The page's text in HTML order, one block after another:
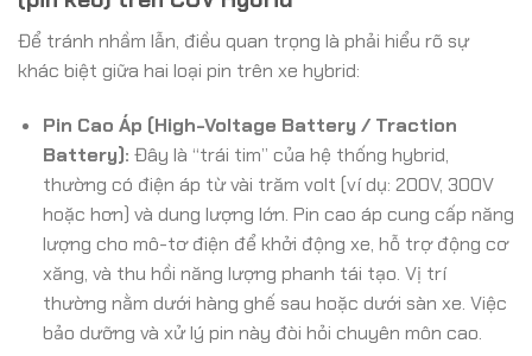
Để tránh nhầm lẫn, điều quan trọng là phải hiểu rõ sự
khác biệt giữa hai loại pin trên xe hybrid:
Pin Cao Áp (High-Voltage Battery / Traction
Battery): Đây là “trái tim” của hệ thống hybrid,
thường có điện áp từ vài trăm volt (ví dụ: 200V, 300V
hoặc hơn) và dung lượng lớn. Pin cao áp cung cấp năng
lượng cho mô-tơ điện để khởi động xe, hỗ trợ động cơ
xăng, và thu hồi năng lượng phanh tái tạo. Vị trí
thường nằm dưới hàng ghế sau hoặc dưới sàn xe. Việc
bảo dưỡng và xử lý pin này đòi hỏi chuyên môn cao.